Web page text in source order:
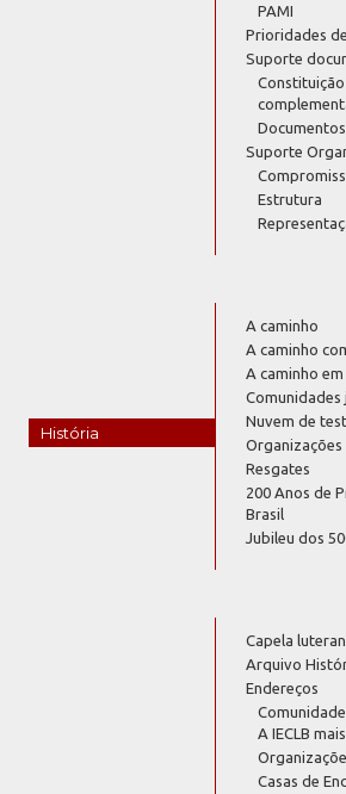
PAMI
Prioridades
Suporte
Suporte
Estrutura
História
A caminho
A caminho
A caminho
Comunidades
Nuvem de
Resgates
200 Anos de
Brasil
Jubileu dos
Capela
Arquivo
Endereços
A IECLB
Casas de